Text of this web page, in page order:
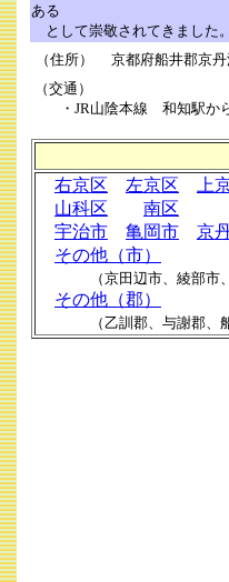
ある
として崇敬されてきました。
（住所） 京都府船井郡京丹
（交通）
・JR山陰本線 和知駅から
右京区
左京区 上
山科区
南区
宇治市
亀岡市
京
その他（市）
（京田辺市、綾部
その他（郡）
（乙訓郡、与謝郡、